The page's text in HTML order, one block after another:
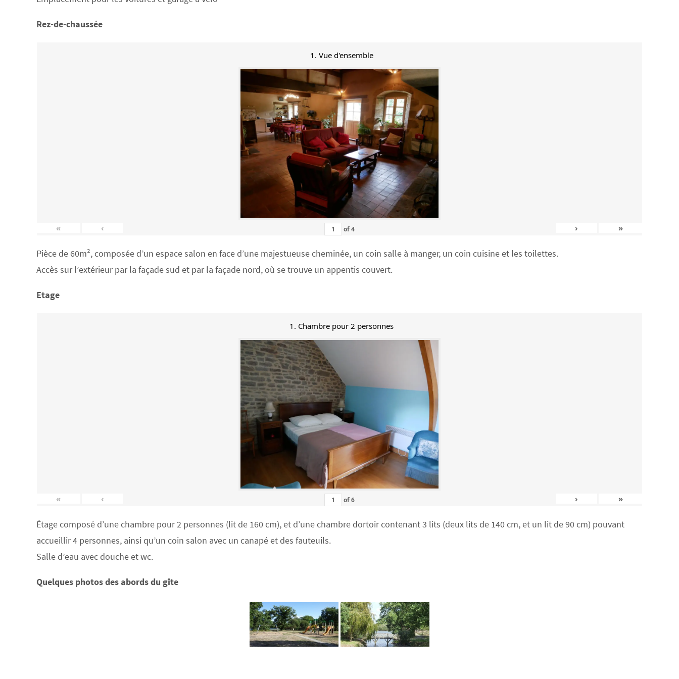
Rez-de-chaussée
1. Vue d'ensemble
« ‹ of4 › »
Pièce de 60m², composée d’un espace salon en face d’une majestueuse cheminée, un coin salle à manger, un coin cuisine et les toilettes.
Accès sur l’extérieur par la façade sud et par la façade nord, où se trouve un appentis couvert.
Etage
1. Chambre pour 2 personnes
« ‹ of6 › »
Étage composé d’une chambre pour 2 personnes (lit de 160 cm), et d’une chambre dortoir contenant 3 lits (deux lits de 140 cm, et un lit de 90 cm) pouvant
accueillir 4 personnes, ainsi qu’un coin salon avec un canapé et des fauteuils.
Salle d’eau avec douche et wc.
Quelques photos des abords du gîte